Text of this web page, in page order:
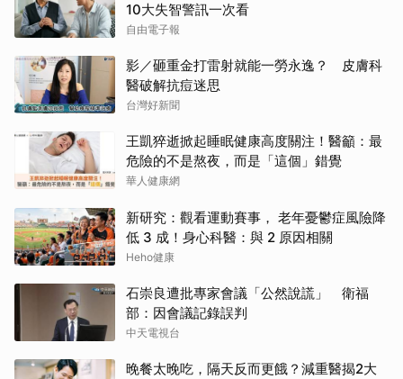
10大失智警訊一次看
自由電子報
影／砸重金打雷射就能一勞永逸？ 皮膚科
醫破解抗痘迷思
台灣好新聞
王凱猝逝掀起睡眠健康高度關注！醫籲：最
危險的不是熬夜，而是「這個」錯覺
華人健康網
新研究：觀看運動賽事， 老年憂鬱症風險降
低 3 成！身心科醫：與 2 原因相關
Heho健康
石崇良遭批專家會議「公然說謊」 衛福
部：因會議記錄誤判
中天電視台
晚餐太晚吃，隔天反而更餓？減重醫揭2大